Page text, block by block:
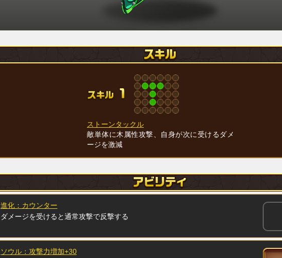
ストーンタックル
敵単体に木属性攻撃、自身が次に受けるダメ
ージを激減
進化：カウンター
ダメージを受けると通常攻撃で反撃する
ソウル：攻撃力増加+30